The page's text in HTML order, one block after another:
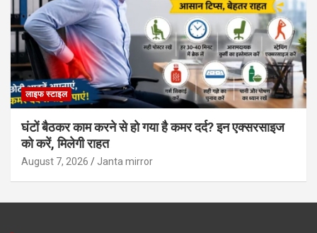
लाइफ स्टाइल
घंटों बैठकर काम करने से हो गया है कमर दर्द? इन एक्सरसाइज
को करें, मिलेगी राहत
August 7, 2026 Janta mirror